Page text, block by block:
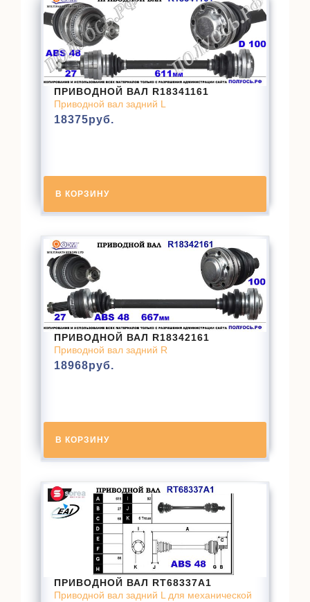
ПРИВОДНОЙ ВАЛ R18341161
Приводной вал задний L
18375руб.
В КОРЗИНУ
ПРИВОДНОЙ ВАЛ R18342161
Приводной вал задний R
18968руб.
В КОРЗИНУ
ПРИВОДНОЙ ВАЛ RT68337A1
Приводной вал задний L для механической